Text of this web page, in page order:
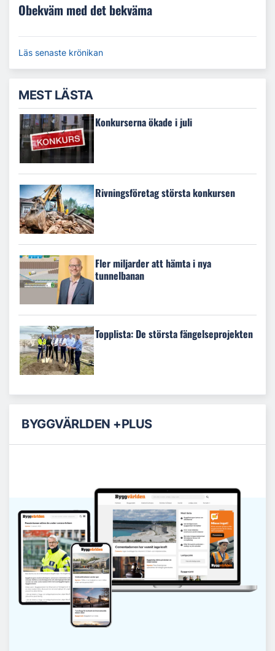
Obekväm med det bekväma
Läs senaste krönikan
MEST LÄSTA
Konkurserna ökade i juli
Rivningsföretag största konkursen
Fler miljarder att hämta i nya
tunnelbanan
Topplista: De största fängelseprojekten
BYGGVÄRLDEN +PLUS